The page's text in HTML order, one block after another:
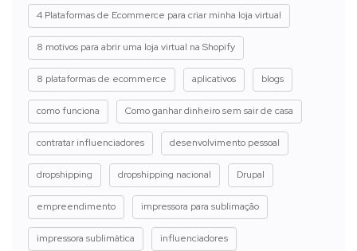
4 Plataformas de Ecommerce para criar minha loja virtual
8 motivos para abrir uma loja virtual na Shopify
8 plataformas de ecommerce aplicativos blogs
como funciona Como ganhar dinheiro sem sair de casa
contratar influenciadores desenvolvimento pessoal
dropshipping dropshipping nacional Drupal
empreendimento impressora para sublimação
impressora sublimática influenciadores